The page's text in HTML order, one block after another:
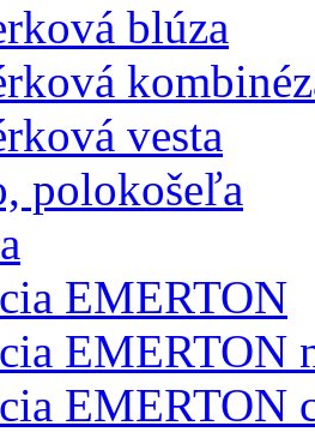
blúza
vesta
polokošeľa
EMERTON
EMERTON
EMERTON